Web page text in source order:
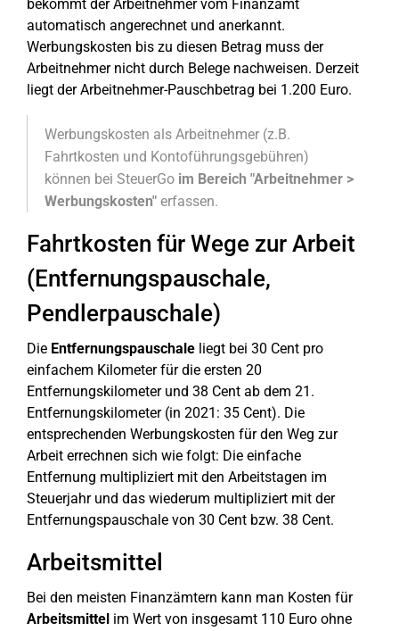
bekommt der Arbeitnehmer vom Finanzamt
automatisch angerechnet und anerkannt.
Werbungskosten bis zu diesen Betrag muss der
Arbeitnehmer nicht durch Belege nachweisen. Derzeit
liegt der Arbeitnehmer-Pauschbetrag bei 1.200 Euro.
Werbungskosten als Arbeitnehmer (z.B.
Fahrtkosten und Kontoführungsgebühren)
können bei SteuerGo im Bereich "Arbeitnehmer >
Werbungskosten" erfassen.
Fahrtkosten für Wege zur Arbeit
(Entfernungspauschale,
Pendlerpauschale)
Die Entfernungspauschale liegt bei 30 Cent pro
einfachem Kilometer für die ersten 20
Entfernungskilometer und 38 Cent ab dem 21.
Entfernungskilometer (in 2021: 35 Cent). Die
entsprechenden Werbungskosten für den Weg zur
Arbeit errechnen sich wie folgt: Die einfache
Entfernung multipliziert mit den Arbeitstagen im
Steuerjahr und das wiederum multipliziert mit der
Entfernungspauschale von 30 Cent bzw. 38 Cent.
Arbeitsmittel
Bei den meisten Finanzämtern kann man Kosten für
Arbeitsmittel im Wert von insgesamt 110 Euro ohne